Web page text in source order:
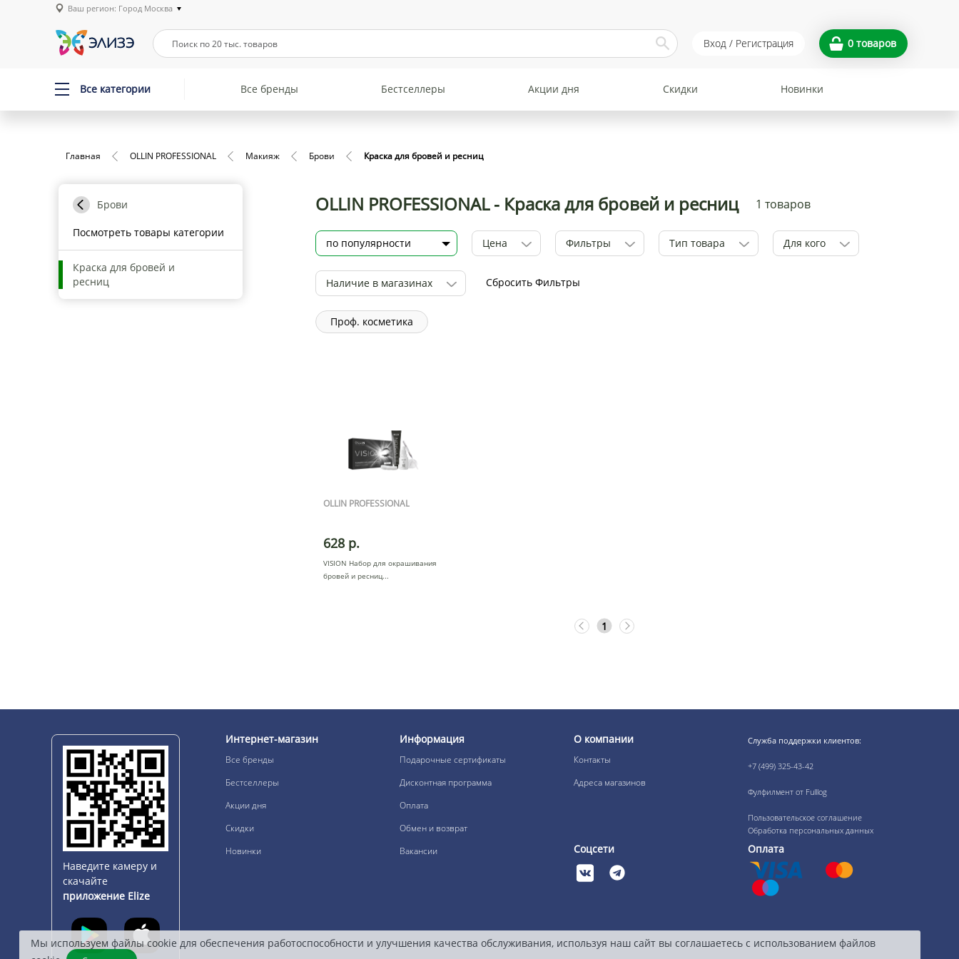
Ваш регион: Город Москва
Вход / Регистрация 0 товаров
Все категории Все бренды Бестселлеры Акции дня Скидки Новинки
Главная OLLIN PROFESSIONAL Макияж Брови Краска для бровей и ресниц
Брови
Посмотреть товары категории
Краска для бровей и
ресниц
OLLIN PROFESSIONAL - Краска для бровей и ресниц 1 товаров
Цена Фильтры Тип товара Для кого
Наличие в магазинах Сбросить Фильтры
Проф. косметика
OLLIN PROFESSIONAL
628 р.
VISION Набор для окрашивания
бровей и ресниц
1
Наведите камеру и
скачайте
приложение Elize
Интернет-магазин
Все бренды
Бестселлеры
Акции дня
Скидки
Новинки
Информация
Подарочные сертификаты
Дисконтная программа
Оплата
Обмен и возврат
Вакансии
О компании
Контакты
Адреса магазинов
Служба поддержки клиентов:
+7 (499) 325-43-42
Фулфилмент от Fulllog
Пользовательское соглашение
Обработка персональных данных
Соцсети Оплата
Мы используем файлы cookie для обеспечения работоспособности и улучшения качества обслуживания, используя наш сайт вы соглашаетесь с использованием файлов